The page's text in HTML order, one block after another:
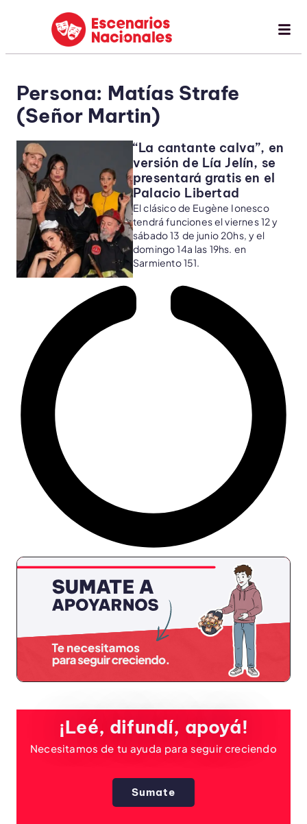
Persona: Matías Strafe
(Señor Martin)
“La cantante calva”, en
versión de Lía Jelín, se
presentará gratis en el
Palacio Libertad
El clásico de Eugène Ionesco
tendrá funciones el viernes 12 y
sábado 13 de junio 20hs, y el
domingo 14a las 19hs. en
Sarmiento 151.
¡Leé, difundí, apoyá!
Necesitamos de tu ayuda para seguir creciendo
Sumate